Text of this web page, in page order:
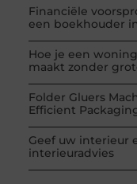
Financiële
een boekhouder
Hoe je een
maakt zonder
Folder Gluers
Efficient
Geef uw interieur
interieuradvies